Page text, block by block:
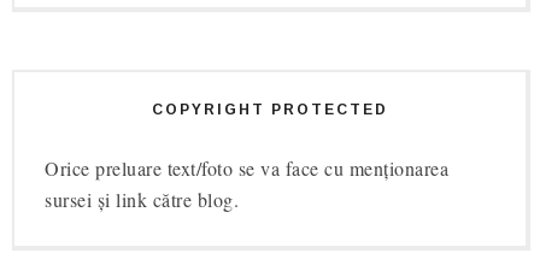
COPYRIGHT PROTECTED
Orice preluare text/foto se va face cu menționarea
sursei și link către blog.